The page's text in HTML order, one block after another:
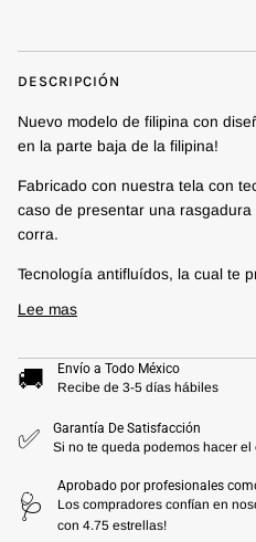
DESCRIPCIÓN
Nuevo modelo de filipina con
en la parte baja de la filipina!
Fabricado con nuestra tela con
caso de presentar una
corra.
Tecnología antifluídos, la cual te
Lee mas
🚚
Envío a Todo México
Recibe de 3-5 días hábiles
✅
Garantía De Satisfacción
Si no te queda podemos hacer
🩺
Aprobado por profesionales
Los compradores confían en
con 4.75 estrellas!